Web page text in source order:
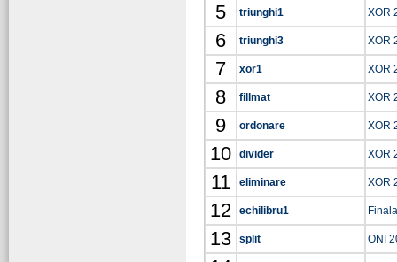
5 triunghi1 XOR
6 triunghi3 XOR
7 xor1 XOR
8 fillmat XOR
9 ordonare XOR
10 divider XOR
11 eliminare XOR
12 echilibru1
13 split ONI